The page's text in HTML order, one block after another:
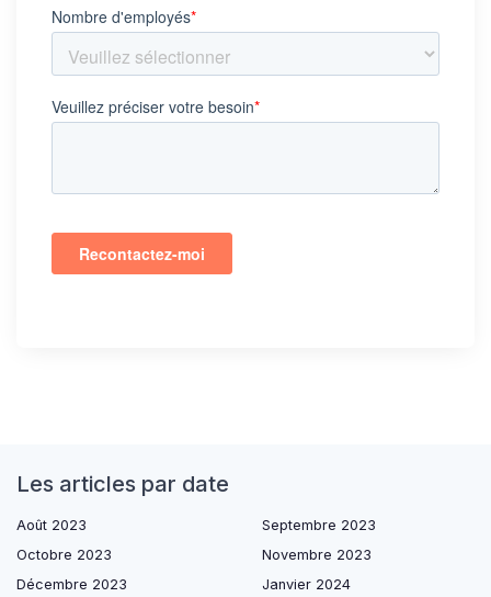
Les articles par date
Août 2023
Septembre 2023
Octobre 2023
Novembre 2023
Décembre 2023
Janvier 2024